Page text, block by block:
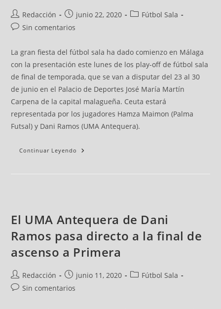
Redacción junio 22, 2020
Fútbol Sala
Sin comentarios
La gran fiesta del fútbol sala ha dado comienzo en Málaga
con la presentación este lunes de los play-off de fútbol sala
de final de temporada, que se van a disputar del 23 al 30
de junio en el Palacio de Deportes José María Martín
Carpena de la capital malagueña. Ceuta estará
representada por los jugadores Hamza Maimon (Palma
Futsal) y Dani Ramos (UMA Antequera).
Continuar Leyendo
El UMA Antequera de Dani
Ramos pasa directo a la final de
ascenso a Primera
Redacción junio 11, 2020
Fútbol Sala
Sin comentarios